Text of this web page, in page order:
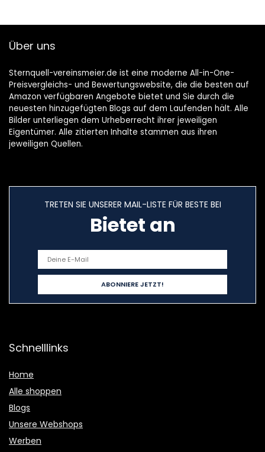
Über uns
Sternquell-vereinsmeier.de ist eine moderne All-in-One-
Preisvergleichs- und Bewertungswebsite, die die besten auf
Amazon verfügbaren Angebote bietet und Sie durch die
neuesten hinzugefügten Blogs auf dem Laufenden hält. Alle
Bilder unterliegen dem Urheberrecht ihrer jeweiligen
Eigentümer. Alle zitierten Inhalte stammen aus ihren
jeweiligen Quellen.
TRETEN SIE UNSERER MAIL-LISTE FÜR BESTE BEI
Bietet an
Schnelllinks
Home
Alle shoppen
Blogs
Unsere Webshops
Werben